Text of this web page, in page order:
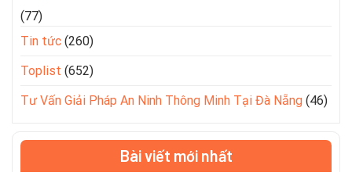
(77)
Tin tức (260)
Toplist (652)
Tư Vấn Giải Pháp An Ninh Thông Minh Tại Đà Nẵng (46)
Bài viết mới nhất